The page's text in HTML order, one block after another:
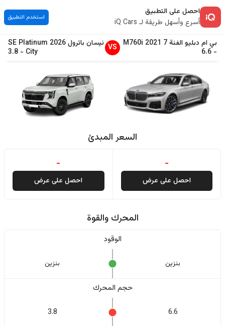
احصل على التطبيق
أسرع وأسهل طريقة لـ iQ Cars
استخدم التطبيق
بي ام دبليوالفئة 7 2021
M760i
-
6.6
VS نيسان باترول2026
SE Platinum
City
-
3.8
السعر المبدئ
-
احصل على عرض
-
احصل على عرض
المحرك والقوة
الوقود
بنزين بنزين
حجم المحرك
6.6
3.8